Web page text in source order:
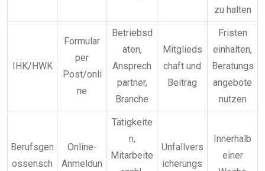
zu halten
IHK/HWK
Formular
per
Post/onli
ne
Betriebsd
aten,
Ansprech
partner,
Branche
Mitglieds
chaft und
Beitrag
Fristen
einhalten,
Beratungs
angebote
nutzen
Berufsgen
ossensch
Online-
Anmeldun
Tätigkeite
n,
Mitarbeite
Unfallvers
icherungs
Innerhalb
einer